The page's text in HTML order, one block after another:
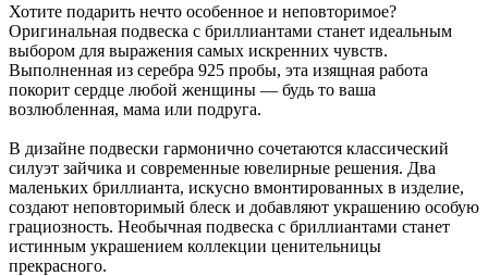
Хотите подарить нечто особенное и неповторимое?
Оригинальная подвеска с бриллиантами станет идеальным
выбором для выражения самых искренних чувств.
Выполненная из серебра 925 пробы, эта изящная работа
покорит сердце любой женщины — будь то ваша
возлюбленная, мама или подруга.
В дизайне подвески гармонично сочетаются классический
силуэт зайчика и современные ювелирные решения. Два
маленьких бриллианта, искусно вмонтированных в изделие,
создают неповторимый блеск и добавляют украшению особую
грациозность. Необычная подвеска с бриллиантами станет
истинным украшением коллекции ценительницы
прекрасного.